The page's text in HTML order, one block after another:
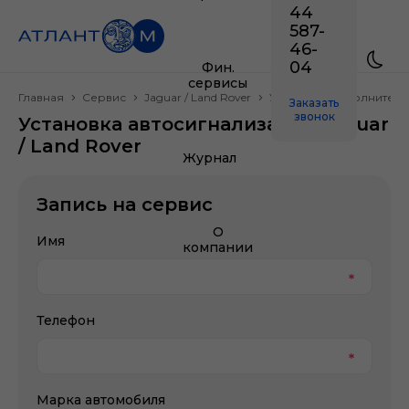
Фин.
сервисы
Журнал
О
компании
44
587-
46-
04
Заказать
звонок
Главная Сервис Jaguar / Land Rover Установка
Установка автосигнализации Jaguar
/ Land Rover
Запись на сервис
Имя
Телефон
Марка автомобиля